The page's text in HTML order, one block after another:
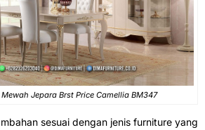
Jepara Brst Price Camellia BM347
sesuai dengan jenis furniture yang